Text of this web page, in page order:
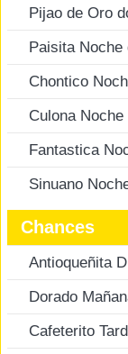
Pijao de Oro
Paisita Noche
Chontico
Culona
Fantastica
Sinuano
Chances
Antioqueñita
Dorado
Cafeterito